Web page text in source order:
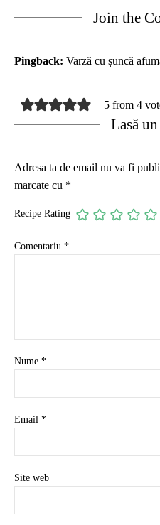
Join the
Pingback: Varză cu șuncă
5 from 4
Lasă
Adresa ta de email nu va fi
marcate cu *
Recipe Rating
Comentariu *
Nume *
Email *
Site web